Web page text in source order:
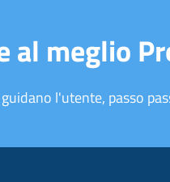
al meglio
l'utente, passo